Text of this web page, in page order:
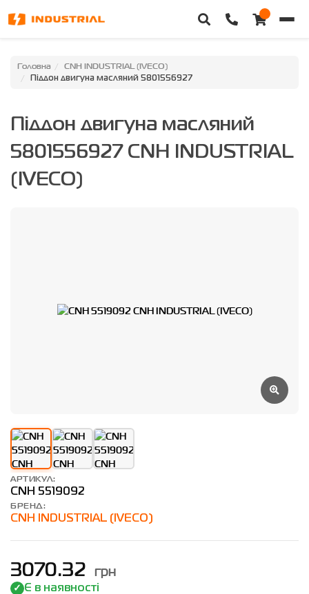
Головна
Категорії
Головна CNH INDUSTRIAL (IVECO)
Піддон двигуна масляний 5801556927
Піддон двигуна масляний
5801556927 CNH INDUSTRIAL
(IVECO)
АРТИКУЛ:
CNH 5519092
БРЕНД:
CNH INDUSTRIAL (IVECO)
3070.32 грн
Є в наявності